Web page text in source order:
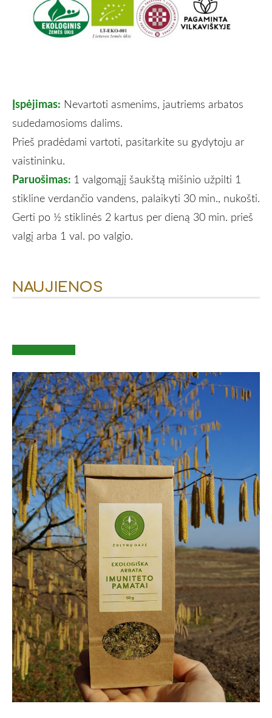
NAUJIENOS
Įspėjimas: Nevartoti asmenims, jautriems arbatos
sudedamosioms dalims.
Prieš pradėdami vartoti, pasitarkite su gydytoju ar
vaistininku.
Paruošimas: 1 valgomąjį šaukštą mišinio užpilti 1
stikline verdančio vandens, palaikyti 30 min., nukošti.
Gerti po ½ stiklinės 2 kartus per dieną 30 min. prieš
valgį arba 1 val. po valgio.